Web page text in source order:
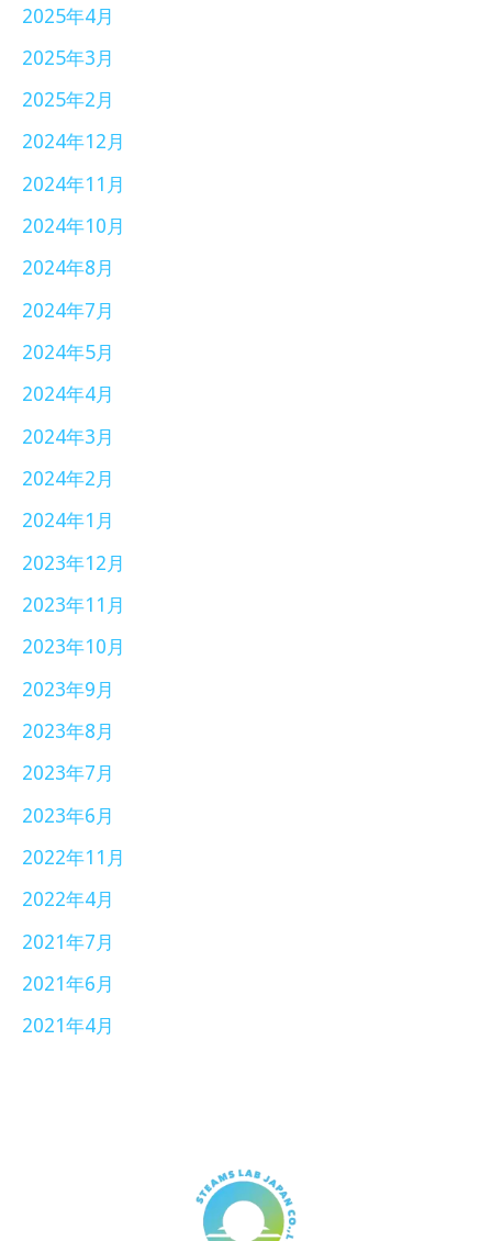
2025年4月
2025年3月
2025年2月
2024年12月
2024年11月
2024年10月
2024年8月
2024年7月
2024年5月
2024年4月
2024年3月
2024年2月
2024年1月
2023年12月
2023年11月
2023年10月
2023年9月
2023年8月
2023年7月
2023年6月
2022年11月
2022年4月
2021年7月
2021年6月
2021年4月